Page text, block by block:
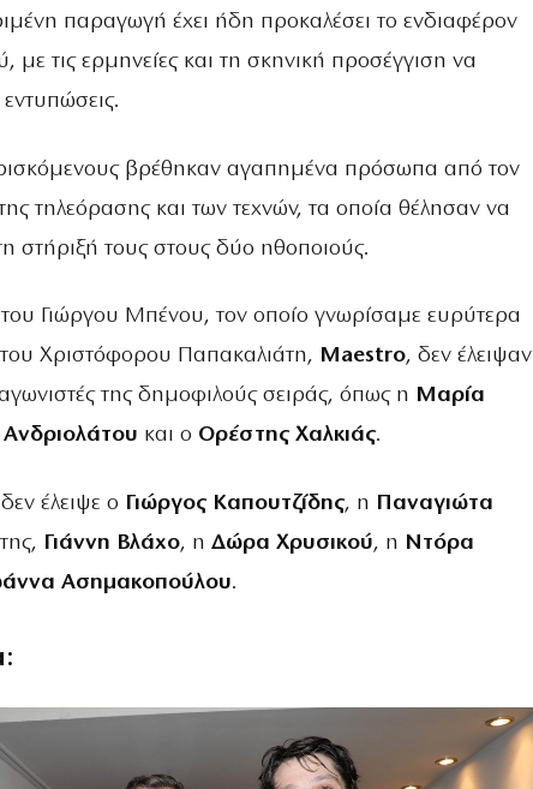
παραγωγή έχει ήδη προκαλέσει το ενδιαφέρον
με τις ερμηνείες και τη σκηνική προσέγγιση να
βρέθηκαν αγαπημένα πρόσωπα από τον
τηλεόρασης και των τεχνών, τα οποία θέλησαν να
στήριξή τους στους δύο ηθοποιούς.
Γιώργου Μπένου, τον οποίο γνωρίσαμε ευρύτερα
Χριστόφορου Παπακαλιάτη, Maestro, δεν έλειψαν
της δημοφιλούς σειράς, όπως η Μαρία
Ανδριολάτου και ο Ορέστης Χαλκιάς.
έλειψε ο Γιώργος Καπουτζίδης, η Παναγιώτα
Γιάννη Βλάχο, η Δώρα Χρυσικού, η Ντόρα
Ασημακοπούλου.